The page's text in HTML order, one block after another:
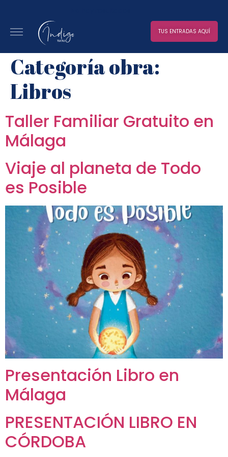
TUS ENTRADAS AQUÍ
Categoría obra:
Libros
Taller Familiar Gratuito en
Málaga
Viaje al planeta de Todo
es Posible
Presentación Libro en
Málaga
PRESENTACIÓN LIBRO EN
CÓRDOBA